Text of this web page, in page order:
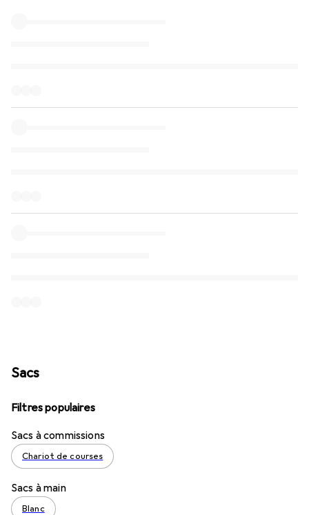
Sacs
Filtres populaires
Sacs à commissions
Chariot de courses
Sacs à main
Blanc